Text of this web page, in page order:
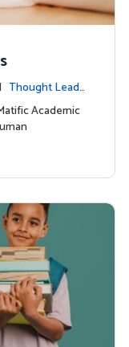
Thought Leade
Academic